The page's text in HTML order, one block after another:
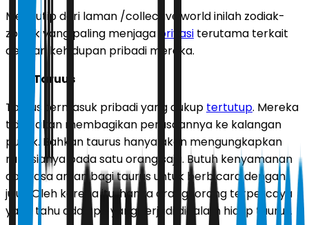
Mengutip dari laman /collective.world inilah zodiak-
zodiak yang paling menjaga privasi terutama terkait
dengan kehidupan pribadi mereka.
Taruus
Taurus termasuk pribadi yang cukup tertutup. Mereka
tidak akan membagikan perasaannya ke kalangan
publik. Bahkan taurus hanya akan mengungkapkan
rahasianya pada satu orang saja. Butuh kenyamanan
dan rasa aman bagi taurus untuk berbicara dengan
jujur. Oleh karena itu, hanya orang-orang terpercaya
yang tahu ada apa yang terjadi didalam hidup taurus.